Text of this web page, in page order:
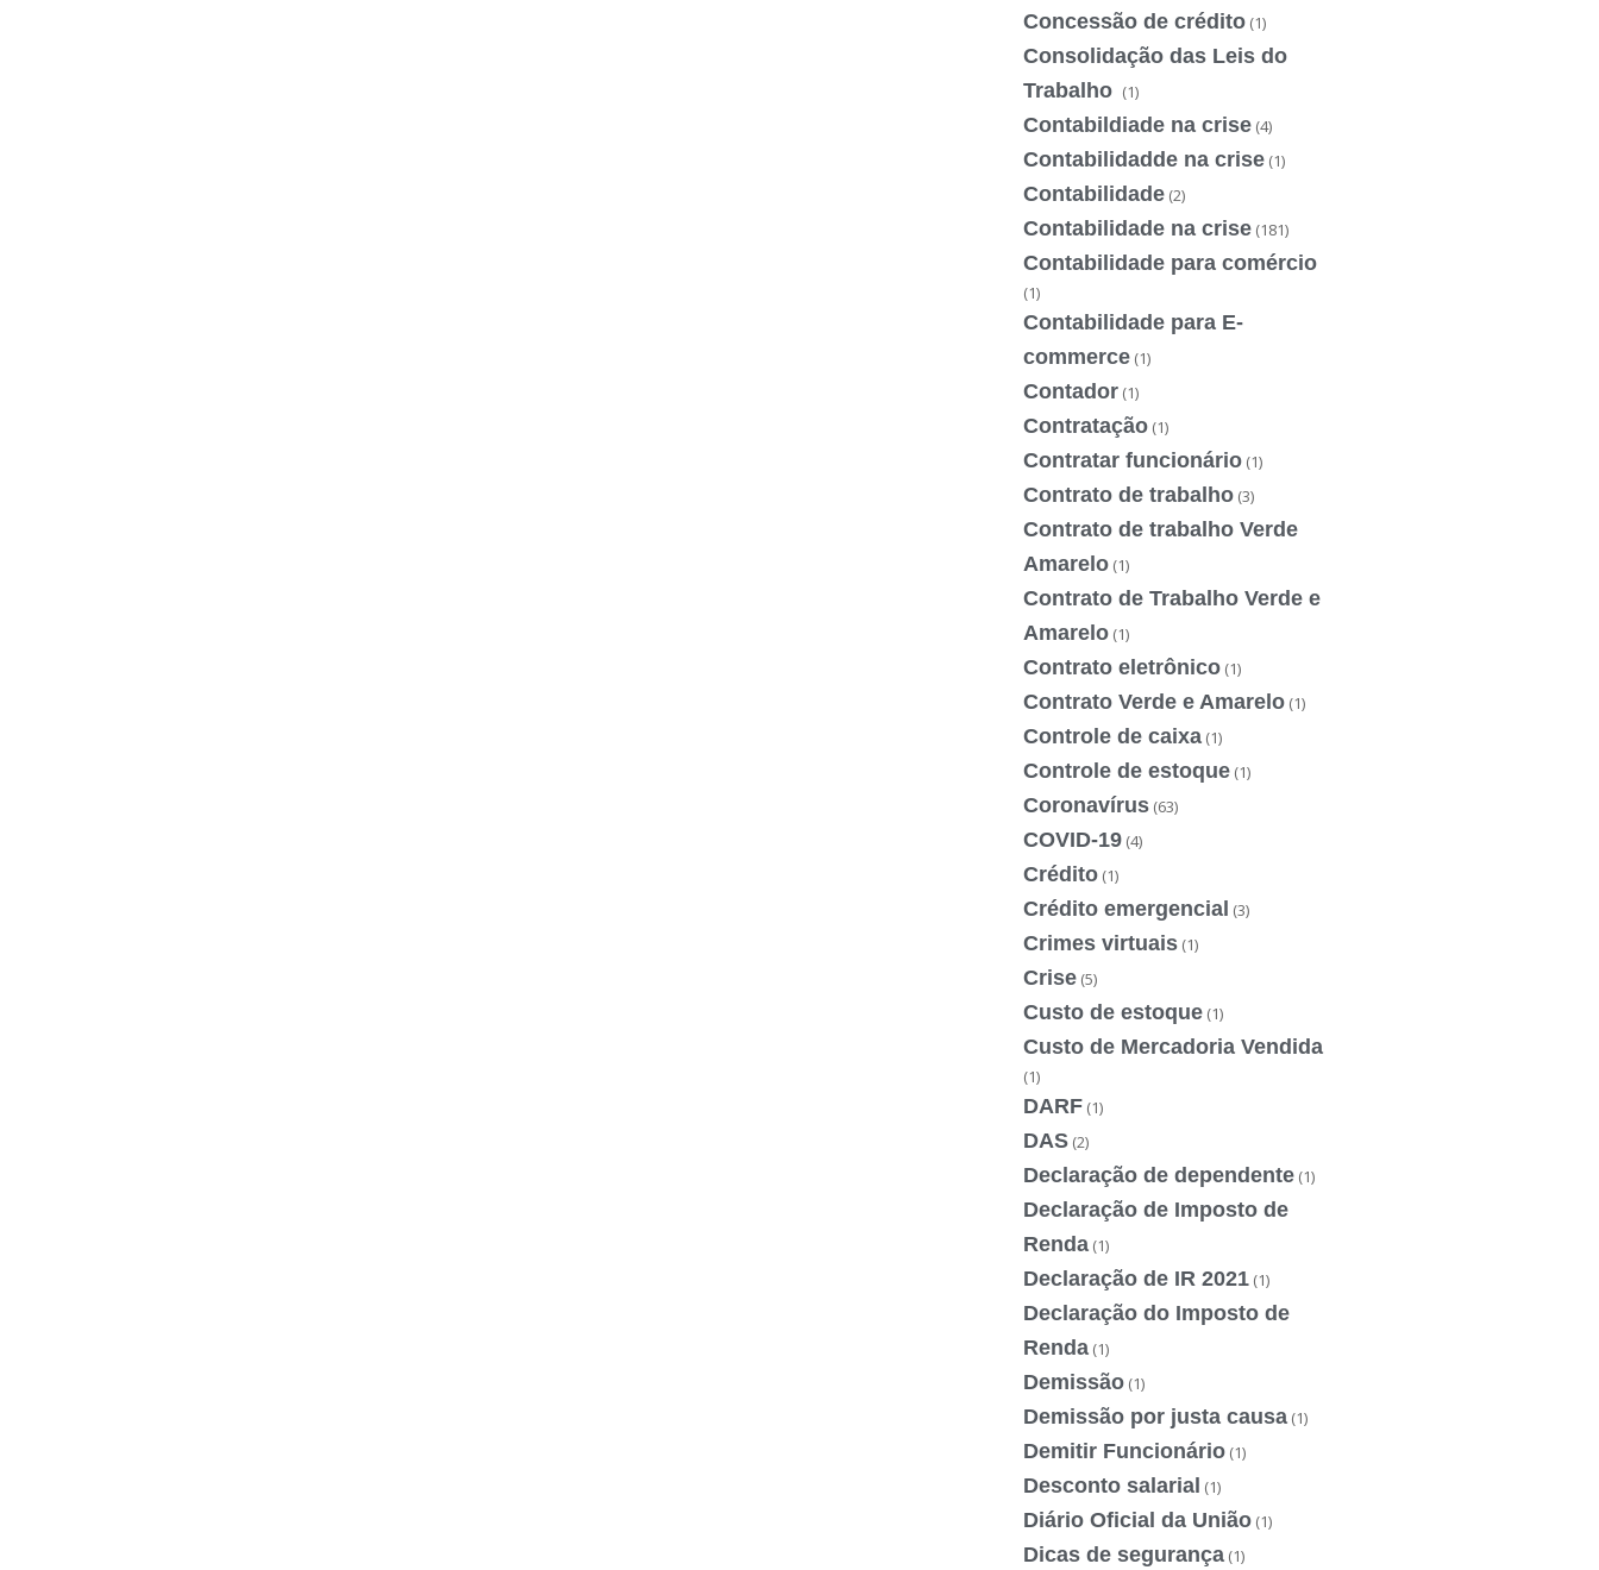
Concessão de crédito (1)
Consolidação das Leis do
Trabalho (1)
Contabildiade na crise (4)
Contabilidadde na crise (1)
Contabilidade (2)
Contabilidade na crise (181)
Contabilidade para comércio
(1)
Contabilidade para E-
commerce (1)
Contador (1)
Contratação (1)
Contratar funcionário (1)
Contrato de trabalho (3)
Contrato de trabalho Verde
Amarelo (1)
Contrato de Trabalho Verde e
Amarelo (1)
Contrato eletrônico (1)
Contrato Verde e Amarelo (1)
Controle de caixa (1)
Controle de estoque (1)
Coronavírus (63)
COVID-19 (4)
Crédito (1)
Crédito emergencial (3)
Crimes virtuais (1)
Crise (5)
Custo de estoque (1)
Custo de Mercadoria Vendida
(1)
DARF (1)
DAS (2)
Declaração de dependente (1)
Declaração de Imposto de
Renda (1)
Declaração de IR 2021 (1)
Declaração do Imposto de
Renda (1)
Demissão (1)
Demissão por justa causa (1)
Demitir Funcionário (1)
Desconto salarial (1)
Diário Oficial da União (1)
Dicas de segurança (1)